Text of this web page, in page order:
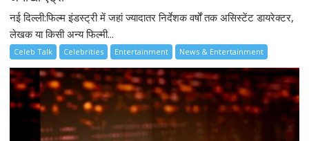
नई दिल्ली:फिल्म इंडस्ट्री में जहां ज्यादातर निर्देशक वर्षों तक असिस्टेंट डायरेक्टर,
लेखक या किसी अन्य फिल्मी...
Celeb Talk Celebrities Entertainment News & Entertainment